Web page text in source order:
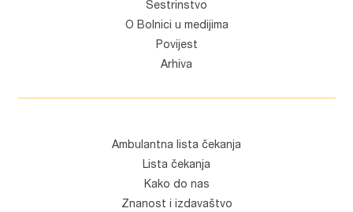
Sestrinstvo
O Bolnici u medijima
Povijest
Arhiva
Ambulantna lista čekanja
Lista čekanja
Kako do nas
Znanost i izdavaštvo